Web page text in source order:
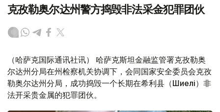
克孜勒奥尔达州警方捣毁非法采金犯罪团伙
（哈萨克国际通讯社讯） 哈萨克斯坦金融监管署克孜勒奥
尔达州分局在州检察机关协调下，会同国家安全委员会克孜
勒奥尔达州分局，成功捣毁一个长期在希利县（Шиелі）非
法开采贵金属的犯罪团伙。